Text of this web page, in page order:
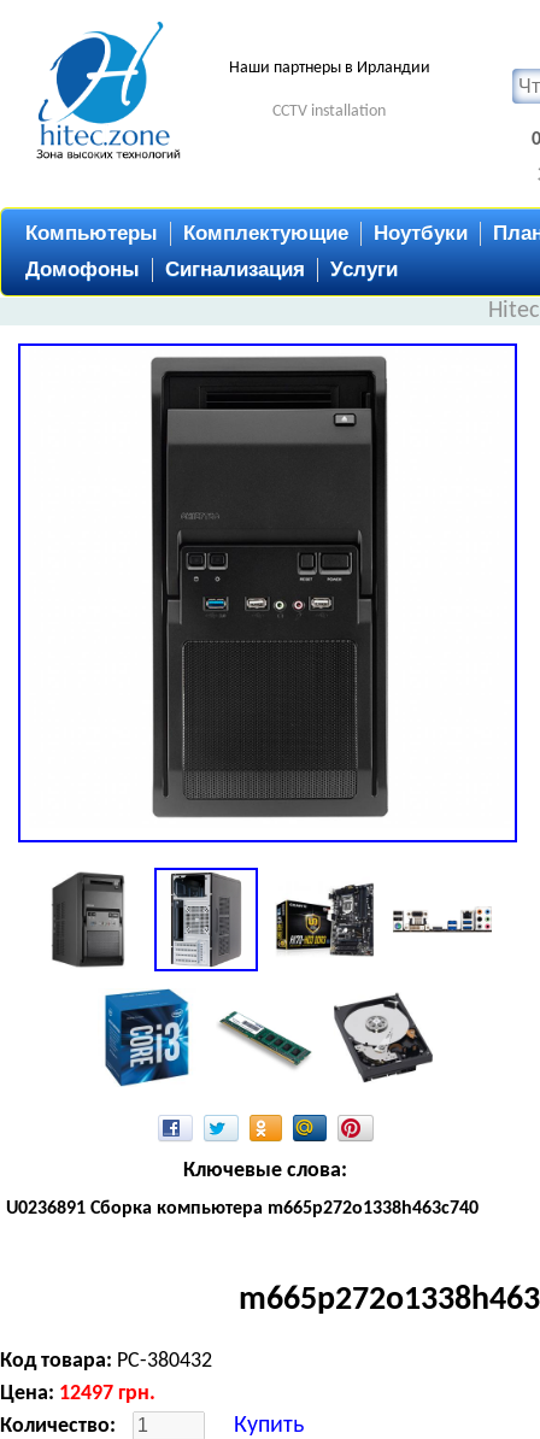
Наши партнеры в Ирландии
CCTV installation
Компьютеры Комплектующие Ноутбуки
Домофоны
Сигнализация Услуги
Ключевые слова:
U0236891 Сборка компьютера m665p272o1338h463c740
Код товара: PC-380432
Цена: 12497 грн.
Количество:
Купить